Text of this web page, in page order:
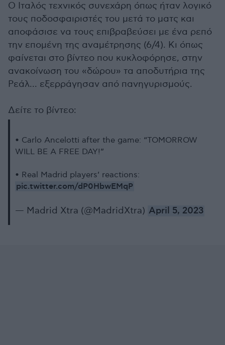
Ο Ιταλός τεχνικός συνεχάρη όπως ήταν λογικό
τους ποδοσφαιριστές του μετά το ματς και
αποφάσισε να τους επιβραβεύσει με ένα ρεπό
την επομένη της αναμέτρησης (6/4). Κι όπως
φαίνεται στο βίντεο που κυκλοφόρησε, στην
ανακοίνωση του «δώρου» τα αποδυτήρια της
Ρεάλ... εξερράγησαν από πανηγυρισμούς.
Δείτε το βίντεο:
• Carlo Ancelotti after the game: “TOMORROW
WILL BE A FREE DAY!”
• Real Madrid players’ reactions:
pic.twitter.com/dP0HbwEMqP
— Madrid Xtra (@MadridXtra) April 5, 2023